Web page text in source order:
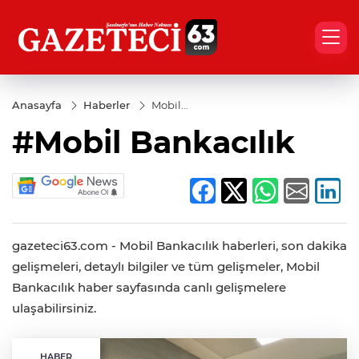
Anasayfa Haberler
Mobil
#Mobil Bankacılık
gazeteci63.com - Mobil Bankacılık haberleri, son dakika
gelişmeleri, detaylı bilgiler ve tüm gelişmeler, Mobil
Bankacılık haber sayfasında canlı gelişmelere
ulaşabilirsiniz.